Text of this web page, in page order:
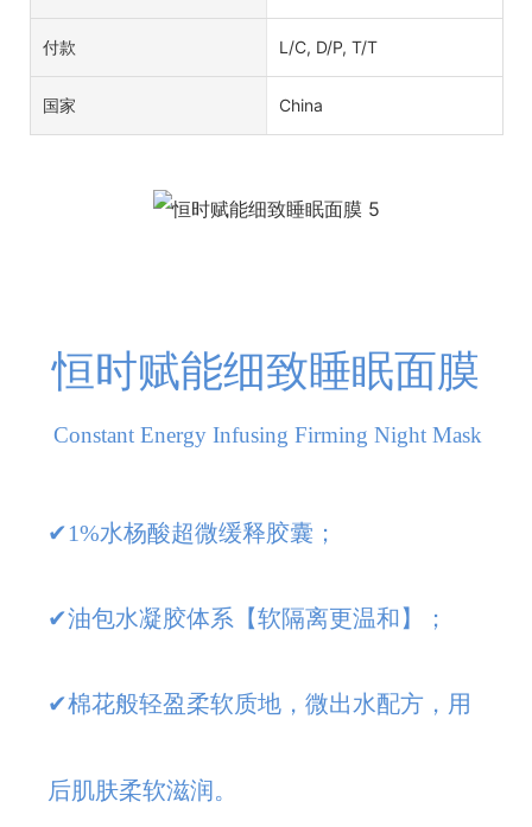
付款 L/C, D/P, T/T
国家 China
恒时赋能细致睡眠面膜
Constant Energy Infusing Firming Night Mask
✔1%水杨酸超微缓释胶囊；
✔油包水凝胶体系【软隔离更温和】；
✔棉花般轻盈柔软质地，微出水配方，用
后肌肤柔软滋润。